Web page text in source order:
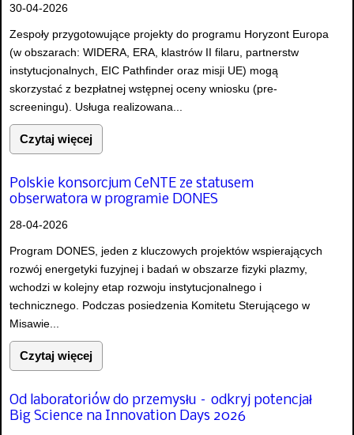
30-04-2026
Zespoły przygotowujące projekty do programu Horyzont Europa
(w obszarach: WIDERA, ERA, klastrów II filaru, partnerstw
instytucjonalnych, EIC Pathfinder oraz misji UE) mogą
skorzystać z bezpłatnej wstępnej oceny wniosku (pre-
screeningu). Usługa realizowana...
Czytaj więcej
Polskie konsorcjum CeNTE ze statusem
obserwatora w programie DONES
28-04-2026
Program DONES, jeden z kluczowych projektów wspierających
rozwój energetyki fuzyjnej i badań w obszarze fizyki plazmy,
wchodzi w kolejny etap rozwoju instytucjonalnego i
technicznego. Podczas posiedzenia Komitetu Sterującego w
Misawie...
Czytaj więcej
Od laboratoriów do przemysłu – odkryj potencjał
Big Science na Innovation Days 2026